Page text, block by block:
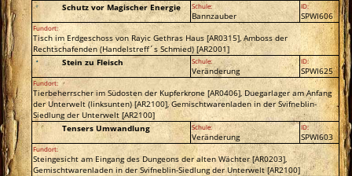
Schutz vor Magischer Energie
Schule:
Bannzauber
ID:
SPWI606
Fundort:
Tisch im Erdgeschoss von Rayic Gethras Haus [AR0315], Amboss der
Rechtschafenden (Handelstreff´s Schmied) [AR2001]
Stein zu Fleisch
Schule:
Veränderung
ID:
SPWI625
Fundort:
Tierbeherrscher im Südosten der Kupferkrone [AR0406], Duegarlager am Anfang
der Unterwelt (linksunten) [AR2100], Gemischtwarenladen in der Svifneblin-
Siedlung der Unterwelt [AR2100]
Tensers Umwandlung
Schule:
Veränderung
ID:
SPWI603
Fundort:
Steingesicht am Eingang des Dungeons der alten Wächter [AR0203],
Gemischtwarenladen in der Svifneblin-Siedlung der Unterwelt [AR2100]